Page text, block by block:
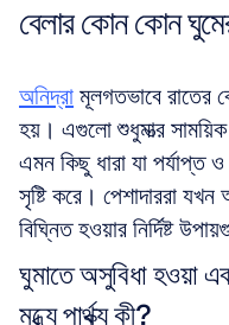
বেলার কোন কোন
অনিদ্রা মূলগতভাবে রাতের
হয়। এগুলো শুধুমাত্র
এমন কিছু ধারা যা পর্যাপ্ত ও
সৃষ্টি করে। পেশাদাররা
বিঘ্নিত হওয়ার নির্দিষ্ট
ঘুমাতে অসুবিধা হওয়া
মধ্যে পার্থক্য কী?